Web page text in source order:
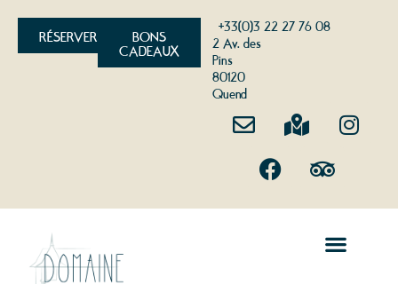
BONS
CADEAUX
+33(0)3 22 27 76 08
2 Av. des
Pins
80120
Quend
RÉSERVER